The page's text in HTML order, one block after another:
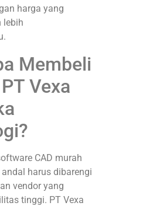
harga yang
lebih
.
Membeli
Vexa
CAD murah
harus dibarengi
vendor yang
tinggi. PT Vexa